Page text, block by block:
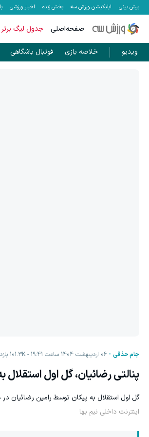
پیش بینی اپلیکیشن ورزش سه پخش زنده اخبار ورزشی
صفحه‌اصلی جدول لیگ برتر
ویدیو خلاصه بازی فوتبال باشگاهی
جام حذفی 06 اردیبهشت 1404 ساعت 19:41 101.3K
پنالتی رضائیان، گل اول استقلال
گل اول استقلال به پیکان توسط رامین رضائیان در دقیقه 75 به
اینترنت داخلی نیم بها